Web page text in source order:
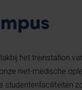
het treinstation
niet-medische
studentenfaciliteiten